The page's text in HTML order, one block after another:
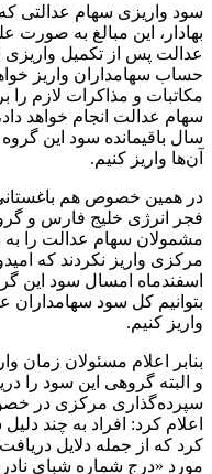
سود واریزی سهام عدالتی
بهادار، این مبالغ به
عدالت پس از تکمیل واریزی
حساب سهامداران واریز
مکاتبات و مذاکرات لازم
سهام عدالت انجام خواهد
سال باقیمانده سود این
آن‌ها واریز کنیم.
در همین خصوص هم
فجر انرژی خلیج فارس و
مشمولان سهام عدالت را
مرکزی واریز نکردند که
اسفندماه امسال سود این
بتوانیم کل سود سهامداران
واریز کنیم.
بنابر اعلام مسئولان زمان
و البته گروهی این سود را
سپرده‌گذاری مرکزی در
اعلام کرد: افراد به چند
کرد که از جمله دلایل
مورد «درج شماره شبای